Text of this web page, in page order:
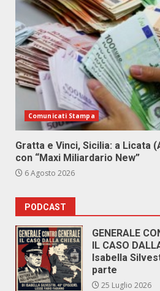
Comunicati Stampa
Gratta e Vinci, Sicilia: a Licata
con “Maxi Miliardario New”
6 Agosto 2026
PODCAST
GENERALE
IL CASO
Isabella
parte
25 Luglio 2026